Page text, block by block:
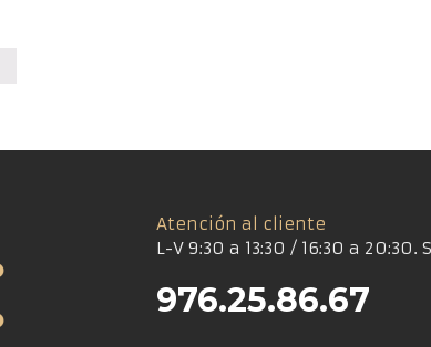
Atención al cliente
L-V 9:30 a 13:30 / 16:30 a 20:30.
976.25.86.67